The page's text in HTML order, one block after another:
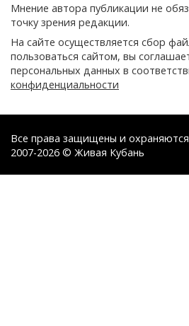
Мнение автора публикации не
точку зрения редакции.
На сайте осуществляется сбор
пользоваться сайтом, вы
персональных данных в
конфиденциальности
Все права защищены и
2007-2026 © Живая Кубань